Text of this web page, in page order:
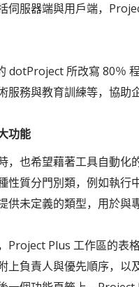
伺服器端與用戶端，
dotProject 所改寫 80％
服務與教育訓練等，協助
功能
，也希望藉著工具自動
性質分門別類，例如執
供未定義的類型，用於與
Project Plus 工作區的表
上負責人與優先順序，